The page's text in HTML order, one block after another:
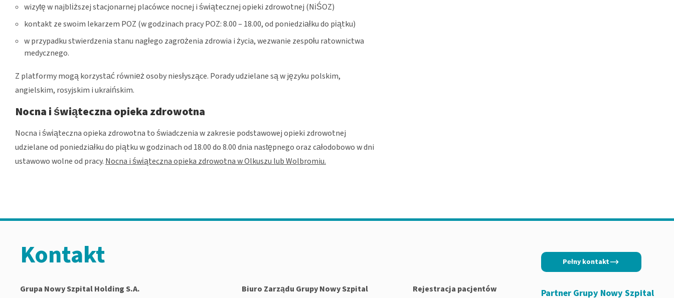
wizytę w najbliższej stacjonarnej placówce nocnej i świątecznej opieki zdrowotnej (NiŚOZ)
kontakt ze swoim lekarzem POZ (w godzinach pracy POZ: 8.00 – 18.00, od poniedziałku do piątku)
w przypadku stwierdzenia stanu nagłego zagrożenia zdrowia i życia, wezwanie zespołu ratownictwa
medycznego.
Z platformy mogą korzystać również osoby niesłyszące. Porady udzielane są w języku polskim,
angielskim, rosyjskim i ukraińskim.
Nocna i świąteczna opieka zdrowotna
Nocna i świąteczna opieka zdrowotna to świadczenia w zakresie podstawowej opieki zdrowotnej
udzielane od poniedziałku do piątku w godzinach od 18.00 do 8.00 dnia następnego oraz całodobowo w dni
ustawowo wolne od pracy. Nocna i świąteczna opieka zdrowotna w Olkuszu lub Wolbromiu.
Kontakt
Grupa Nowy Szpital Holding S.A. Biuro Zarządu Grupy Nowy Szpital Rejestracja pacjentów
Pełny kontakt
Partner Grupy Nowy Szpital